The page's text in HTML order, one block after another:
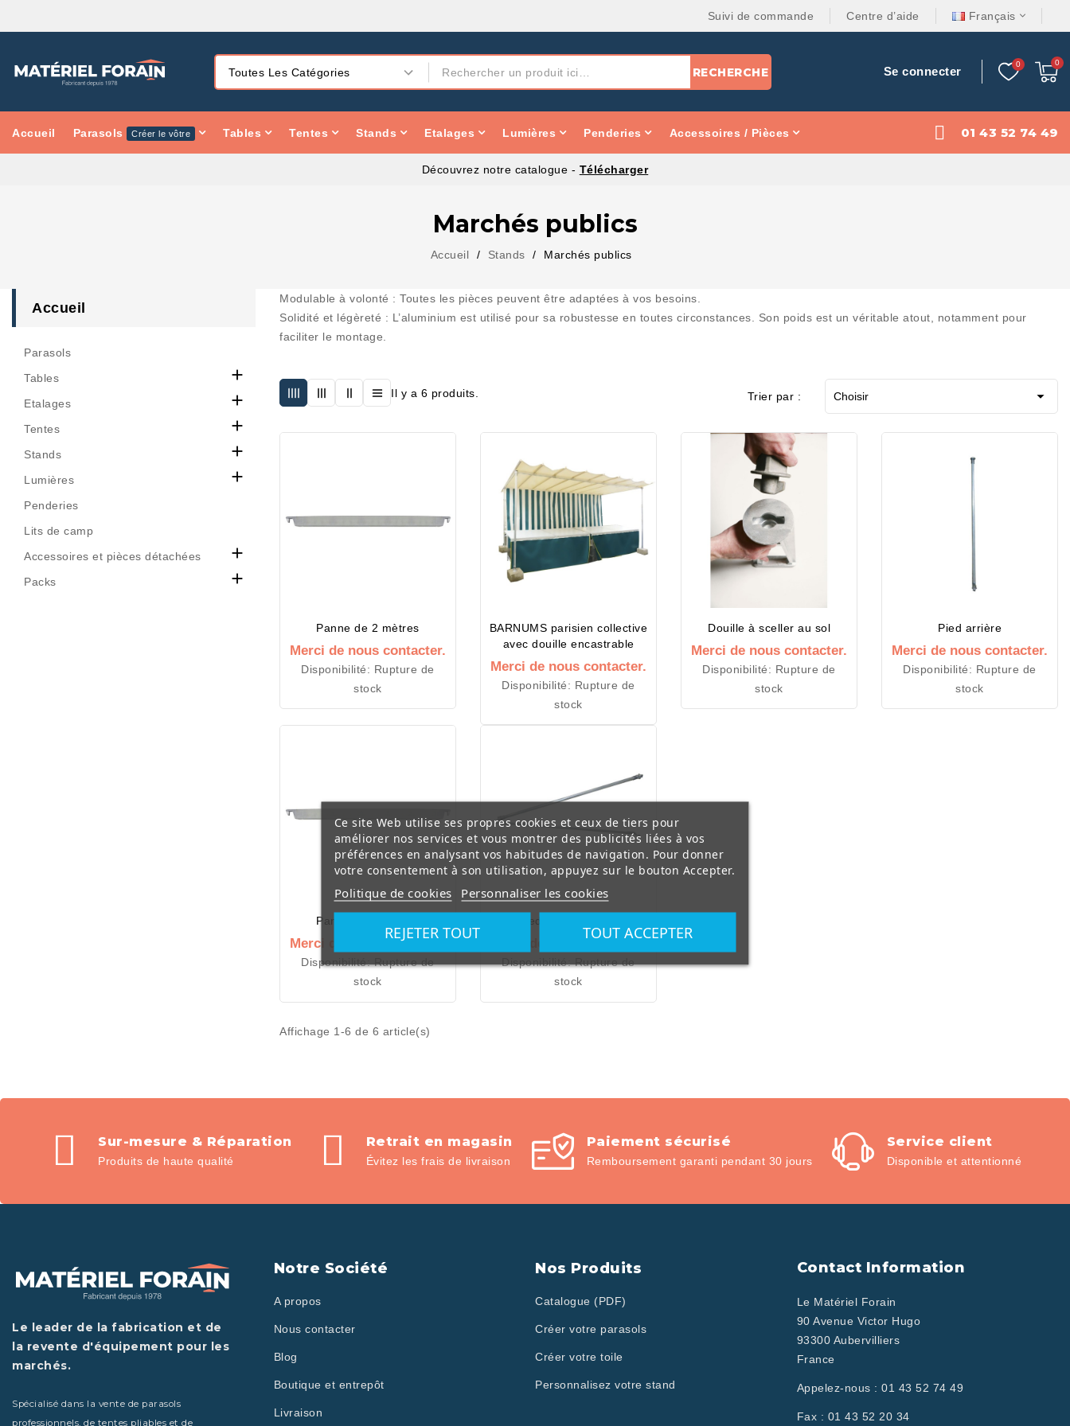
Suivi de commande Centre d’aide Français
RECHERCHE Se connecter
Accueil Parasols Créer le vôtre Tables Tentes Stands Etalages Lumières Penderies Accessoires / Pièces 01 43 52 74 49
Découvrez notre catalogue - Télécharger
Marchés publics
Accueil Stands Marchés publics
Accueil
Parasols
Tables

Etalages 
Tentes 
Stands 
Lumières 
Penderies
Lits de camp
Accessoires et pièces détachées

Packs 
Modulable à volonté : Toutes les pièces peuvent être adaptées à vos besoins.
Solidité et légèreté : L’aluminium est utilisé pour sa robustesse en toutes circonstances. Son poids est un véritable atout, notamment pour
faciliter le montage.
Il y a 6 produits. Trier par : Choisir 
Panne de 2 mètres
Merci de nous contacter.
Disponibilité: Rupture de
stock
BARNUMS parisien collective
avec douille encastrable
Merci de nous contacter.
Disponibilité: Rupture de
stock
Douille à sceller au sol
Merci de nous contacter.
Disponibilité: Rupture de
stock
Pied arrière
Merci de nous contacter.
Disponibilité: Rupture de
stock
Panne de 4 mètres
Merci de nous contacter.
Disponibilité:Rupture de
stock
Pied avant articulé
Disponibilité:Rupture de
stock
Affichage 1-6 de 6 article(s)
Sur-mesure & Réparation
Produits de haute qualité
Retrait en magasin
Évitez les frais de livraison
Paiement sécurisé
Remboursement garanti pendant 30 jours
Service client
Disponible et attentionné
Le leader de la fabrication et de
la revente d'équipement pour les
marchés.
Spécialisé dans la vente de parasols
professionnels, de tentes pliables et de
Notre Société
A propos
Nous contacter
Blog
Boutique et entrepôt
Livraison
Nos Produits
Catalogue (PDF)
Créer votre parasols
Créer votre toile
Personnalisez votre stand
Contact Information
Le Matériel Forain
90 Avenue Victor Hugo
93300 Aubervilliers
France
Appelez-nous : 01 43 52 74 49
Fax : 01 43 52 20 34
Ce site Web utilise ses propres cookies et ceux de tiers pour
améliorer nos services et vous montrer des publicités liées à vos
préférences en analysant vos habitudes de navigation. Pour donner
votre consentement à son utilisation, appuyez sur le bouton Accepter.
Politique de cookies Personnaliser les cookies
REJETER TOUT TOUT ACCEPTER